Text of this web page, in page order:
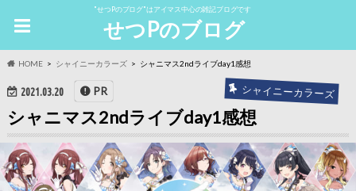
"せつPのブログ"はアイマス中心の雑記ブログです
せつPのブログ
HOME シャイニーカラーズ シャニマス2ndライブday1感想
2021.03.20 シャイニーカラーズ
PR
シャニマス2ndライブday1感想